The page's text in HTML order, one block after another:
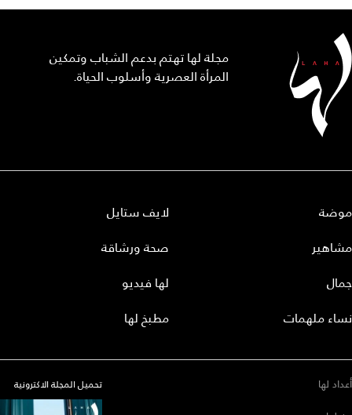
مجلة لها تهتم بدعم الشباب وتمكين
المرأة العصرية وأسلوب الحياة.
موضة
مشاهير
جمال
نساء ملهمات
لايف ستايل
صحة ورشاقة
لها فيديو
مطبخ لها
أعداد لها
تحميل المجلة الاكترونية